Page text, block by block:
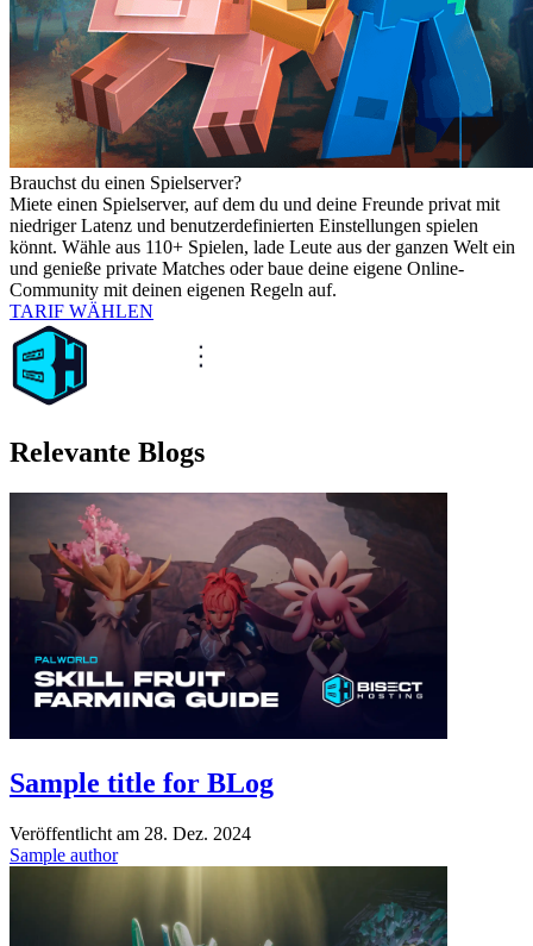
Brauchst du einen Spielserver?
Miete einen Spielserver, auf dem du und deine Freunde privat mit
niedriger Latenz und benutzerdefinierten Einstellungen spielen
könnt. Wähle aus 110+ Spielen, lade Leute aus der ganzen Welt ein
und genieße private Matches oder baue deine eigene Online-
Community mit deinen eigenen Regeln auf.
TARIF WÄHLEN
Relevante Blogs
Sample title for BLog
Veröffentlicht am 28. Dez. 2024
Sample author